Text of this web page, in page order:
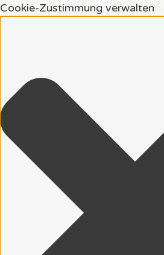
Cookie-Zustimmung verwalten